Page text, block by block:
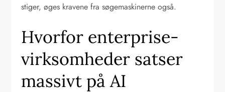
stiger, øges kravene fra søgemaskinerne også.
Hvorfor enterprise-
virksomheder satser
massivt på AI